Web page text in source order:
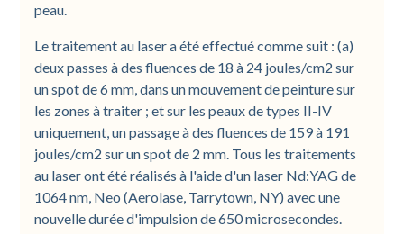
peau.
Le traitement au laser a été effectué comme suit : (a)
deux passes à des fluences de 18 à 24 joules/cm2 sur
un spot de 6 mm, dans un mouvement de peinture sur
les zones à traiter ; et sur les peaux de types II-IV
uniquement, un passage à des fluences de 159 à 191
joules/cm2 sur un spot de 2 mm. Tous les traitements
au laser ont été réalisés à l'aide d'un laser Nd:YAG de
1064 nm, Neo (Aerolase, Tarrytown, NY) avec une
nouvelle durée d'impulsion de 650 microsecondes.